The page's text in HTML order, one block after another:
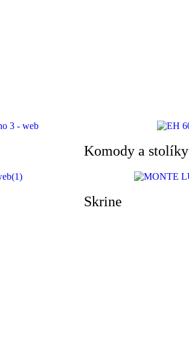
Komody a stolíky
Skrine